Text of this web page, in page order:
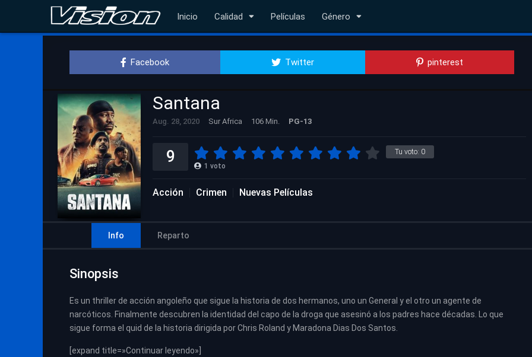
Inicio Calidad Películas Género
Facebook Twitter pinterest
Santana
Aug. 28, 2020 Sur Africa 106 Min. PG-13
Tu voto: 0
9 1 voto
Acción Crimen Nuevas Películas
Info Reparto
Sinopsis
Es un thriller de acción angoleño que sigue la historia de dos hermanos, uno un General y el otro un agente de
narcóticos. Finalmente descubren la identidad del capo de la droga que asesinó a los padres hace décadas. Lo que
sigue forma el quid de la historia dirigida por Chris Roland y Maradona Dias Dos Santos.
[expand title=»Continuar leyendo»]